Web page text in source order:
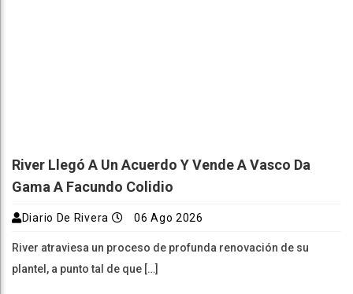
River Llegó A Un Acuerdo Y Vende A Vasco Da
Gama A Facundo Colidio
Diario De Rivera 06 Ago 2026
River atraviesa un proceso de profunda renovación de su
plantel, a punto tal de que […]